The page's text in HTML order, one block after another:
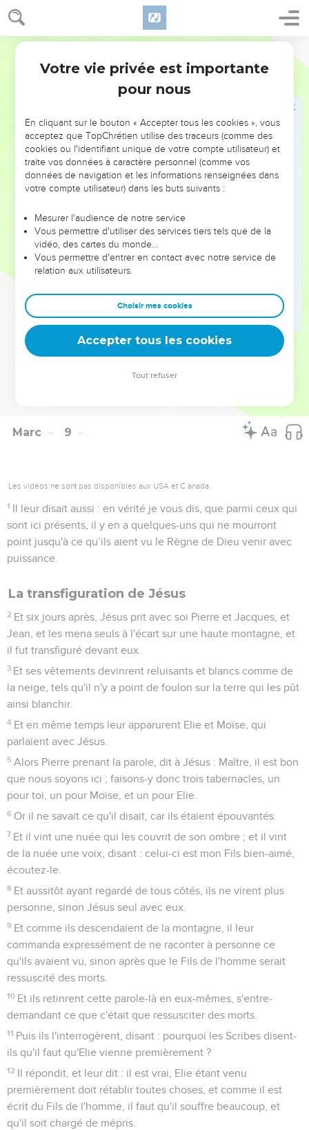
Marc 8
Et il commença à leur enseigner qu'il fallait que le Fils de
l'homme souffrît beaucoup, et qu'il fût rejeté des Anciens, et
des principaux Sacrificateurs, et des Scribes ; et qu'il fût mis
Et il tenait ces discours tout ouvertement ; sur quoi Pierre
le prit [en particulier], et se mit à le reprendre.
Mais lui se retournant, et regardant ses Disciples, tança
Pierre, en lui disant : va arrière de moi, Satan ; car tu ne
comprends pas les choses qui sont de Dieu, mais celles qui
sont des hommes.
Puis ayant appelé les troupes et ses Disciples, il leur dit :
qu'il charge sa croix, et me suive.
Car quiconque voudra sauver son âme, la perdra ; mais
quiconque perdra son âme pour l'amour de moi et de
l'Evangile, celui-là la sauvera.
Car que profiterait-il à un homme de gagner tout le
monde, s'il fait la perte de son âme ?
Ou que donnera l'homme en échange de son âme ?
Car quiconque aura eu honte de moi et de mes paroles
parmi cette nation adultère et pécheresse, le Fils de
Marc 9
Les vidéos ne sont pas disponibles aux USA et C anada.
1 Il leur disait aussi : en vérité je vous dis, que parmi ceux qui
sont ici présents, il y en a quelques-uns qui ne mourront
point jusqu'à ce qu’ils aient vu le Règne de Dieu venir avec
puissance.
La transfiguration de Jésus
2 Et six jours après, Jésus prit avec soi Pierre et Jacques, et
Jean, et les mena seuls à l'écart sur une haute montagne, et
il fut transfiguré devant eux.
3 Et ses vêtements devinrent reluisants et blancs comme de
la neige, tels qu'il n'y a point de foulon sur la terre qui les pût
ainsi blanchir.
4 Et en même temps leur apparurent Elie et Moïse, qui
parlaient avec Jésus.
5 Alors Pierre prenant la parole, dit à Jésus : Maître, il est bon
que nous soyons ici ; faisons-y donc trois tabernacles, un
pour toi, un pour Moïse, et un pour Elie.
6 Or il ne savait ce qu'il disait, car ils étaient épouvantés.
7 Et il vint une nuée qui les couvrit de son ombre ; et il vint
de la nuée une voix, disant : celui-ci est mon Fils bien-aimé,
écoutez-le.
8 Et aussitôt ayant regardé de tous côtés, ils ne virent plus
personne, sinon Jésus seul avec eux.
9 Et comme ils descendaient de la montagne, il leur
commanda expressément de ne raconter à personne ce
qu'ils avaient vu, sinon après que le Fils de l'homme serait
ressuscité des morts.
10 Et ils retinrent cette parole-là en eux-mêmes, s'entre-
demandant ce que c'était que ressusciter des morts.
11 Puis ils l'interrogèrent, disant : pourquoi les Scribes disent-
ils qu'il faut qu'Elie vienne premièrement ?
12 Il répondit, et leur dit : il est vrai, Elie étant venu
premièrement doit rétablir toutes choses, et comme il est
écrit du Fils de l'homme, il faut qu'il souffre beaucoup, et
qu'il soit chargé de mépris.
Votre vie privée est importante
pour nous
En cliquant sur le bouton « Accepter tous les cookies », vous
acceptez que TopChrétien utilise des traceurs (comme des
cookies ou l'identifiant unique de votre compte utilisateur) et
traite vos données à caractère personnel (comme vos
données de navigation et les informations renseignées dans
votre compte utilisateur) dans les buts suivants :
Mesurer l'audience de notre service
Vous permettre d'utiliser des services tiers tels que de la
vidéo, des cartes du monde…
Vous permettre d'entrer en contact avec notre service de
relation aux utilisateurs.
Choisir mes cookies
Accepter tous les cookies
Tout refuser